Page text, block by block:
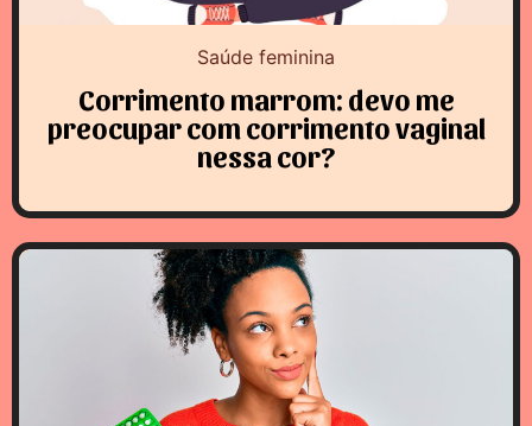
Saúde feminina
Corrimento marrom: devo me
preocupar com corrimento vaginal
nessa cor?